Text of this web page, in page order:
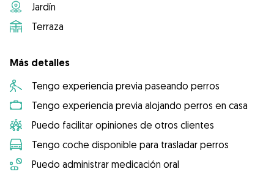
Jardín
Terraza
Más detalles
Tengo experiencia previa paseando perros
Tengo experiencia previa alojando perros en casa
Puedo facilitar opiniones de otros clientes
Tengo coche disponible para trasladar perros
Puedo administrar medicación oral